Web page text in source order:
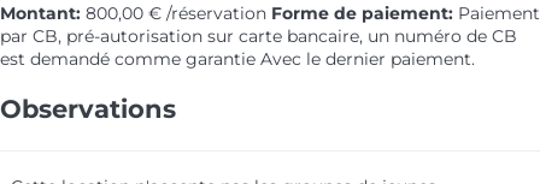
Montant: 800,00 € /réservation Forme de paiement: Paiement
par CB, pré-autorisation sur carte bancaire, un numéro de CB
est demandé comme garantie Avec le dernier paiement.
Observations